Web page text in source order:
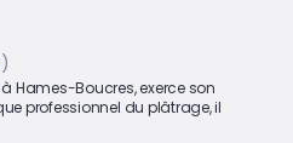
Hames-Boucres, exerce son
professionnel du plâtrage, il